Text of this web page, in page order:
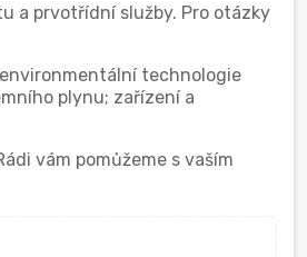
a prvotřídní služby. Pro otázky
technologie
plynu; zařízení a
vám pomůžeme s vaším